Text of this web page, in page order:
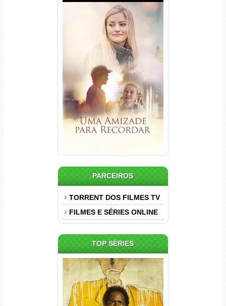
Uma Amizade para Recordar
Torrent (2025) WEB-DL 1080p
Dual Áudio
PARCEIROS
TORRENT DOS FILMES TV
FILMES E SÉRIES ONLINE
TOP SÉRIES